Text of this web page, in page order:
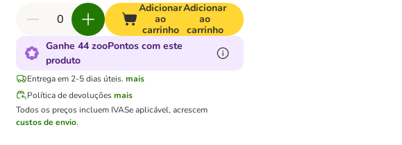
Adicionar
ao
carrinho
Adicionar
ao
carrinho
Ganhe 44 zooPontos com este
produto
Entrega em 2-5 dias úteis. mais
Política de devoluções mais
Todos os preços incluem IVASe aplicável, acrescem
custos de envio.